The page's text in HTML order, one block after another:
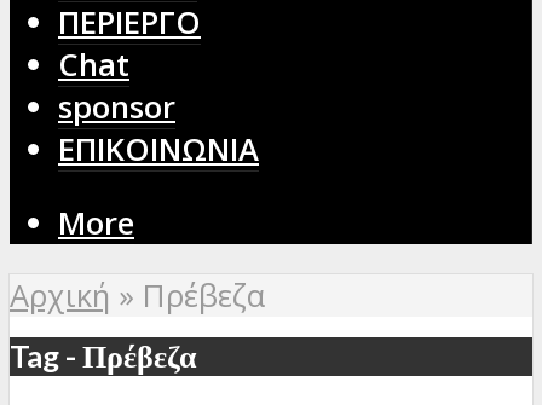
ΠΕΡΙΕΡΓΟ
Chat
sponsor
ΕΠΙΚΟΙΝΩΝΙΑ
More
Αρχική » Πρέβεζα
Tag - Πρέβεζα